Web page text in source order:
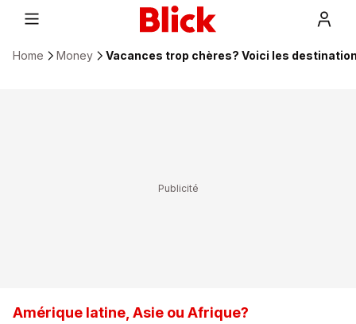
Home Money Vacances trop chères? Voici les
Amérique latine, Asie ou Afrique?